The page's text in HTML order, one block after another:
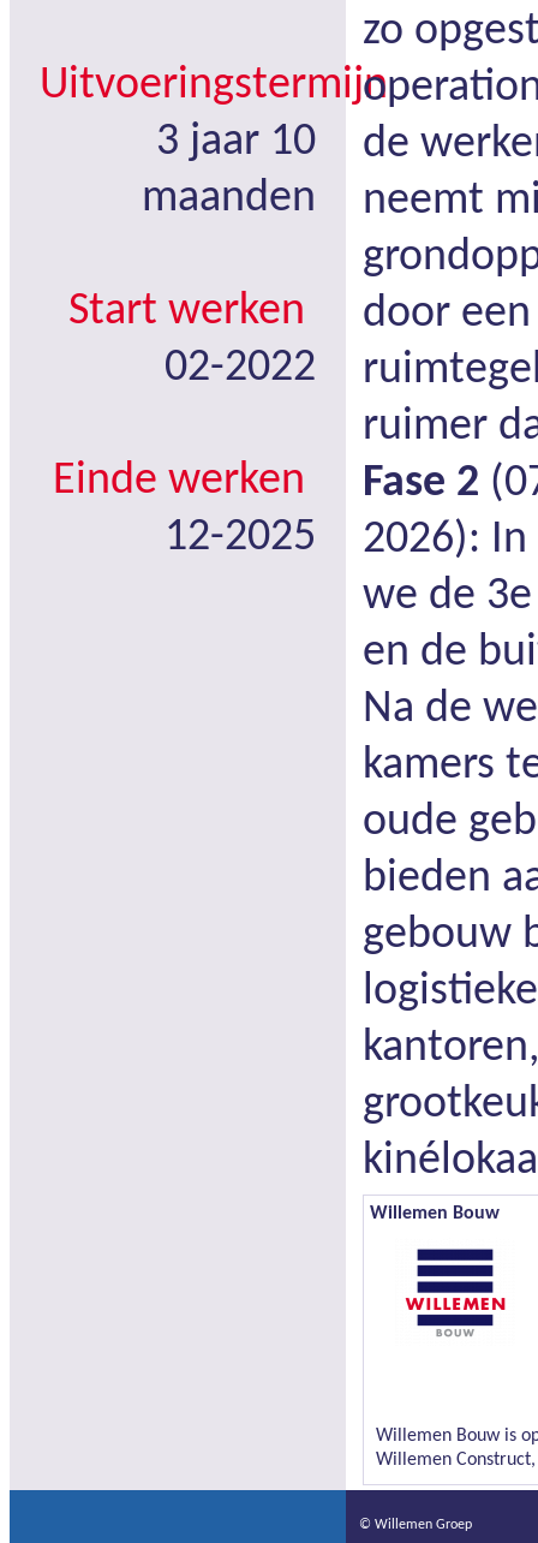
Uitvoeringstermijn
3 jaar 10
maanden
Start werken
02-2022
Einde werken
12-2025
zo
de
neemt
door
ruimer
Fase 2
2026): In
we de
en de
Na de
kamers
oude
bieden
gebouw
Willemen Bouw
Willemen Bouw is
Willemen Construct,
© Willemen Groep